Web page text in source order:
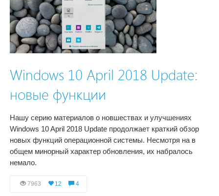
Windows 10 April 2018 Update:
новые функции
Нашу серию материалов о новшествах и улучшениях
Windows 10 April 2018 Update продолжает краткий обзор
новых функций операционной системы. Несмотря на в
общем минорный характер обновления, их набралось
немало.
7963 12 4